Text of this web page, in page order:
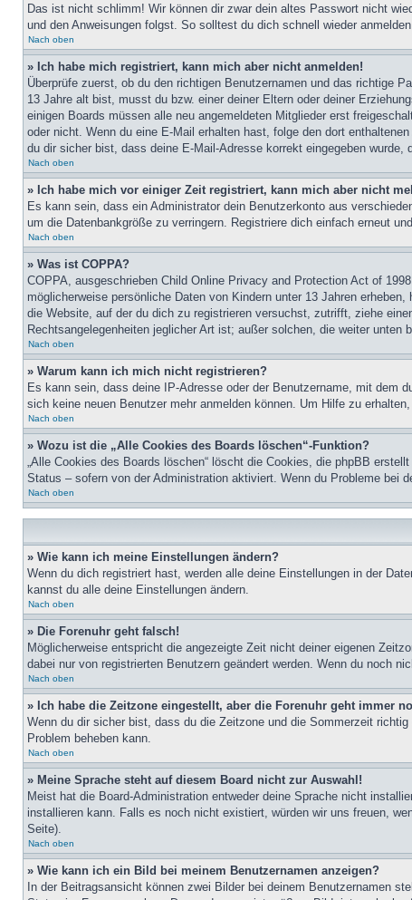
Das ist nicht schlimm! Wir können dir zwar dein altes Passwort nicht
und den Anweisungen folgst. So solltest du dich schnell wieder
Nach oben
» Ich habe mich registriert, kann mich aber nicht anmelden!
Überprüfe zuerst, ob du den richtigen Benutzernamen und das richtige
13 Jahre alt bist, musst du bzw. einer deiner Eltern oder deiner
einigen Boards müssen alle neu angemeldeten Mitglieder erst
oder nicht. Wenn du eine E-Mail erhalten hast, folge den dort
du dir sicher bist, dass deine E-Mail-Adresse korrekt eingegeben wurde,
Nach oben
» Ich habe mich vor einiger Zeit registriert, kann mich aber nicht
Es kann sein, dass ein Administrator dein Benutzerkonto aus
um die Datenbankgröße zu verringern. Registriere dich einfach erneut
Nach oben
» Was ist COPPA?
COPPA, ausgeschrieben Child Online Privacy and Protection Act of
möglicherweise persönliche Daten von Kindern unter 13 Jahren
die Website, auf der du dich zu registrieren versuchst, zutrifft, ziehe
Rechtsangelegenheiten jeglicher Art ist; außer solchen, die weiter unten
Nach oben
» Warum kann ich mich nicht registrieren?
Es kann sein, dass deine IP-Adresse oder der Benutzername, mit dem
sich keine neuen Benutzer mehr anmelden können. Um Hilfe zu
Nach oben
» Wozu ist die „Alle Cookies des Boards löschen“-Funktion?
„Alle Cookies des Boards löschen“ löscht die Cookies, die phpBB
Status – sofern von der Administration aktiviert. Wenn du Probleme bei
Nach oben
» Wie kann ich meine Einstellungen ändern?
Wenn du dich registriert hast, werden alle deine Einstellungen in der
kannst du alle deine Einstellungen ändern.
Nach oben
» Die Forenuhr geht falsch!
Möglicherweise entspricht die angezeigte Zeit nicht deiner eigenen
dabei nur von registrierten Benutzern geändert werden. Wenn du noch
Nach oben
» Ich habe die Zeitzone eingestellt, aber die Forenuhr geht immer
Wenn du dir sicher bist, dass du die Zeitzone und die Sommerzeit
Problem beheben kann.
Nach oben
» Meine Sprache steht auf diesem Board nicht zur Auswahl!
Meist hat die Board-Administration entweder deine Sprache nicht
installieren kann. Falls es noch nicht existiert, würden wir uns freuen,
Seite).
Nach oben
» Wie kann ich ein Bild bei meinem Benutzernamen anzeigen?
In der Beitragsansicht können zwei Bilder bei deinem Benutzernamen